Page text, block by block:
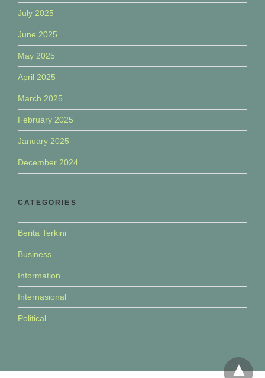
July 2025
June 2025
May 2025
April 2025
March 2025
February 2025
January 2025
December 2024
CATEGORIES
Berita Terkini
Business
Information
Internasional
Political